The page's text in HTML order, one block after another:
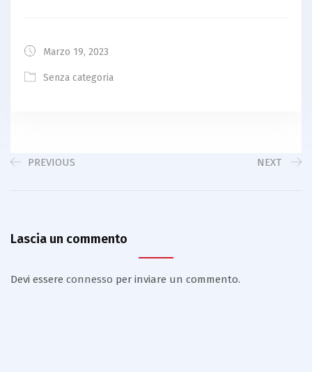
Marzo 19, 2023
Senza categoria
PREVIOUS NEXT
Lascia un commento
Devi essere connesso per inviare un commento.